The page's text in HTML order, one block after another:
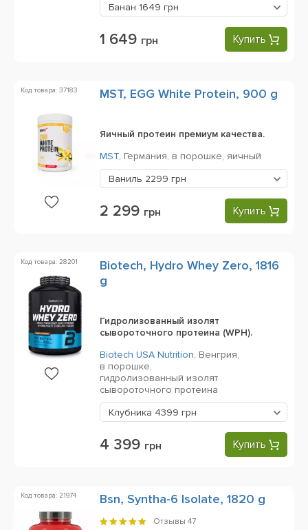
Банан 1649 грн
1 649 грн Купить
Код товара: 37183 MST, EGG White Protein, 900 g
Яичный протеин премиум качества.
MST, Германия, в порошке, яичный
Ваниль 2299 грн
2 299 грн Купить
Код товара: 28201
Biotech, Hydro Whey Zero, 1816
g
Гидролизованный изолят
сывороточного протеина (WPH).
Biotech USA Nutrition, Венгрия,
в порошке,
гидролизованный изолят
сывороточного протеина
Клубника 4399 грн
4 399 грн Купить
Код товара: 21974 Bsn, Syntha-6 Isolate, 1820 g
Отзывы 47